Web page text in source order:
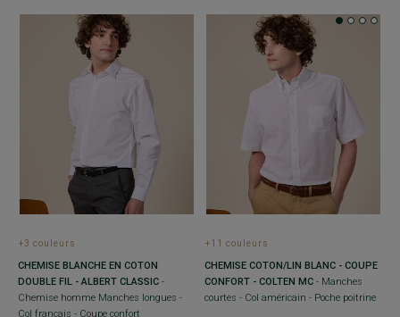
+3 couleurs
CHEMISE BLANCHE EN COTON
DOUBLE FIL - ALBERT CLASSIC -
Chemise homme Manches longues -
Col français - Coupe confort
+11 couleurs
CHEMISE COTON/LIN BLANC - COUPE
CONFORT - COLTEN MC - Manches
courtes - Col américain - Poche poitrine